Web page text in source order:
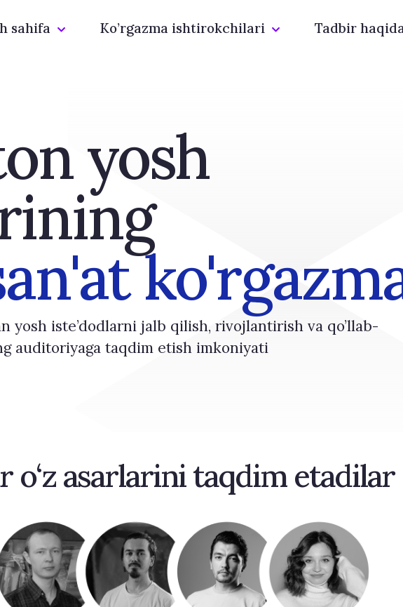
sahifa Ko’rgazma ishtirokchilari Tadbir
yosh
yosh iste’dodlarni jalb qilish, rivojlantirish va qo’llab-
auditoriyaga taqdim etish imkoniyati
o‘z asarlarini taqdim etadilar